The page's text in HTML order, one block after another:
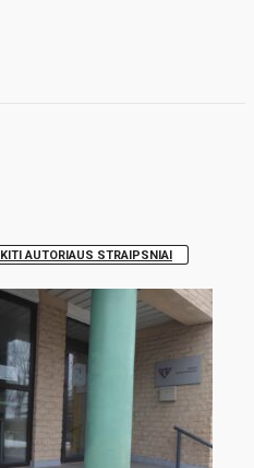
KITI AUTORIAUS STRAIPSNIAI